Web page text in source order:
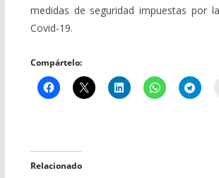
medidas de seguridad impuestas por
Covid-19.
Compártelo:
Relacionado